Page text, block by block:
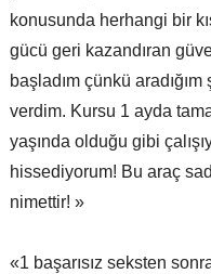
konusunda herhangi bir
gücü geri kazandıran
başladım çünkü
verdim. Kursu 1 ayda
yaşında olduğu gibi
hissediyorum! Bu araç
nimettir! »
«1 başarısız seksten